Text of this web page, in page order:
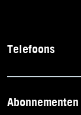
Telefoons
Abonnementen